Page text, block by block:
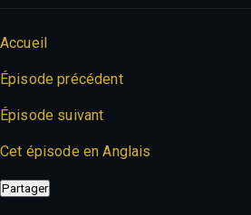
Accueil
Épisode précédent
Épisode suivant
Cet épisode en Anglais
Partager